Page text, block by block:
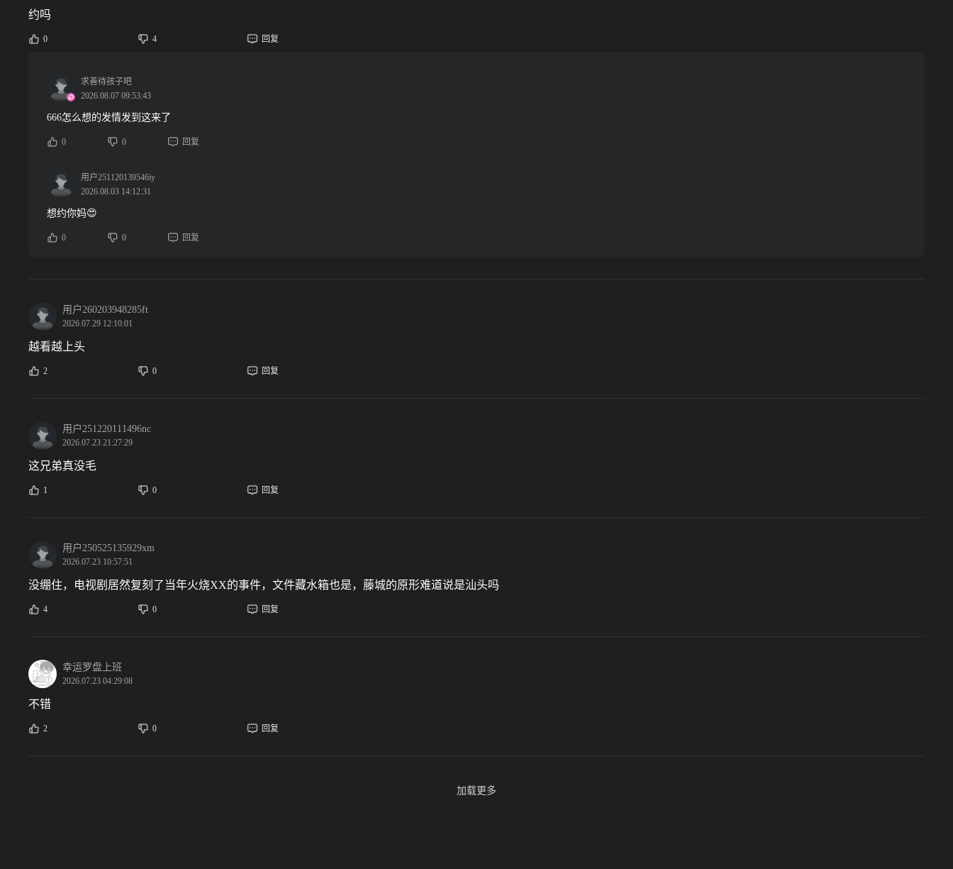
约吗
0 4 回复
求善待孩子吧
2026.08.07 09:53:43
666怎么想的发情发到这来了
0 0 回复
用户251120139546iy
2026.08.03 14:12:31
想约你妈😍
0 0 回复
用户260203948285ft
2026.07.29 12:10:01
越看越上头
2 0 回复
用户251220111496nc
2026.07.23 21:27:29
这兄弟真没毛
1 0 回复
用户250525135929xm
2026.07.23 10:57:51
没绷住，电视剧居然复刻了当年火烧XX的事件，文件藏水箱也是，藤城的原形难道说是汕头吗
4 0 回复
幸运罗盘上班
2026.07.23 04:29:08
不错
2 0 回复
加载更多